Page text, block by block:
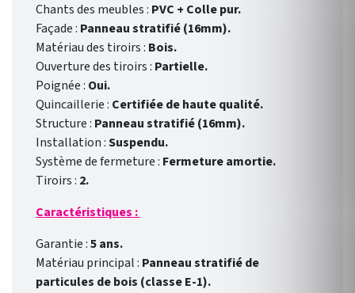
Chants des meubles : PVC + Colle pur.
Façade : Panneau stratifié (16mm).
Matériau des tiroirs : Bois.
Ouverture des tiroirs : Partielle.
Poignée : Oui.
Quincaillerie : Certifiée de haute qualité.
Structure : Panneau stratifié (16mm).
Installation :Suspendu.
Système de fermeture : Fermeture amortie.
Tiroirs : 2.
Caractéristiques :
Garantie :5 ans.
Matériau principal : Panneau stratifié de
particules de bois (classe E-1).